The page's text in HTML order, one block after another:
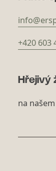
+420 603
Hřejivý
na našem